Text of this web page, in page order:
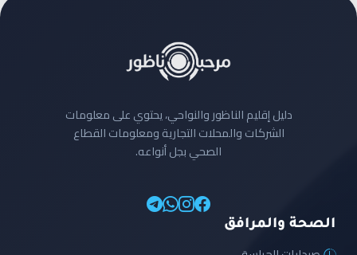
دليل إقليم الناظور والنواحي، يحتوي على معلومات
الشركات والمحلات التجارية ومعلومات القطاع
الصحي بجل أنواعه.
الصحة والمرافق